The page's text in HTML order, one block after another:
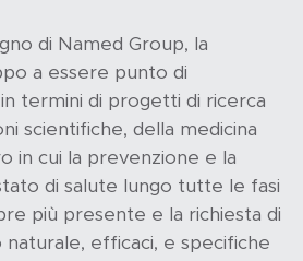
di Named Group, la
a essere punto di
termini di progetti di ricerca
scientifiche, della medicina
in cui la prevenzione e la
di salute lungo tutte le fasi
più presente e la richiesta di
efficaci, e specifiche